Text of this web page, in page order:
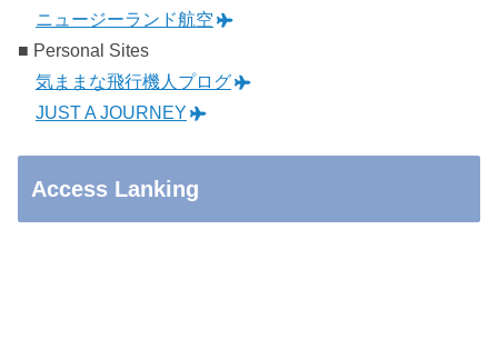
ニュージーランド航空
■ Personal Sites
気ままな飛行機人プログ
JUST A JOURNEY
Access Lanking